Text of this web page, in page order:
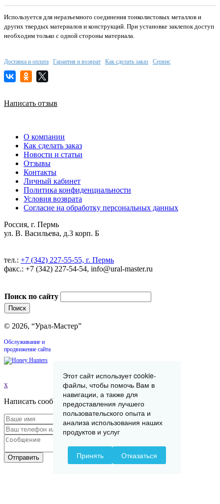
Используется для неразъемного соединения тонколистовых металлов и
других твердых материалов и конструкций. При установке заклепок доступ
необходим только с одной стороны материала.
Доставка и оплата Гарантия и возврат Как сделать заказ Сервис
Написать отзыв
О компании
Как сделать заказ
Новости и статьи
Отзывы
Контакты
Личный кабинет
Политика конфиденциальности
Условия возврата
Согласие на обработку персональных данных
Россия, г. Пермь
ул. В. Васильева, д.3 корп. Б
тел.: +7 (342) 227-55-55, г. Пермь
факс.: +7 (342) 227-54-54, info@ural-master.ru
Поиск по сайту
© 2026, “Урал-Мастер”
Обслуживание и
продвижение сайта
x
Написать сообщение
Отправить
Этот сайт использует cookie-
файлы, чтобы помочь Вам в
навигации, а также для
предоставления лучшего
пользовательского опыта и
анализа использования наших
продуктов и услуг
Принять Отказаться